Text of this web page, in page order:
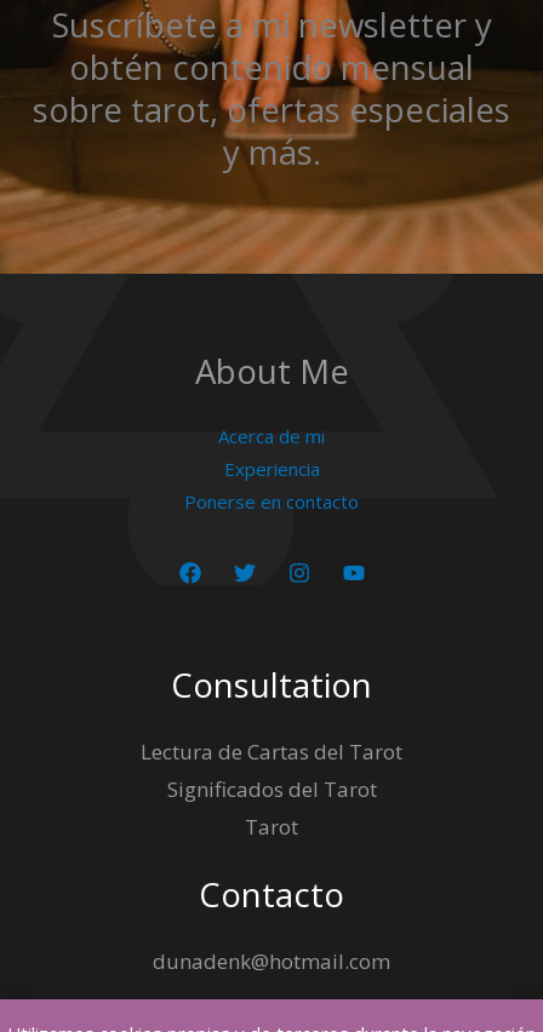
Suscríbete a mi newsletter y
obtén contenido mensual
sobre tarot, ofertas especiales
y más.
About Me
Acerca de mi
Experiencia
Ponerse en contacto
Consultation
Lectura de Cartas del Tarot
Significados del Tarot
Tarot
Contacto
dunadenk@hotmail.com